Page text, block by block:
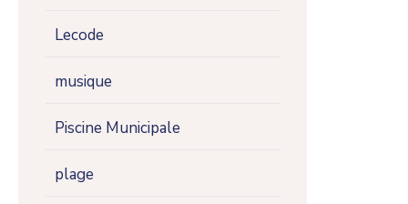
Lecode
musique
Piscine Municipale
plage